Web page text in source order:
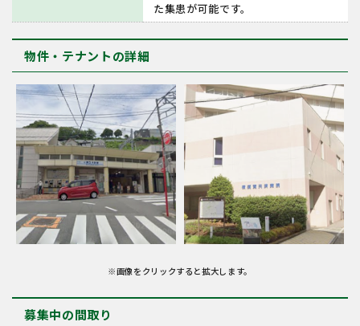
た集患が可能です。
物件・テナントの詳細
※画像をクリックすると拡大します。
募集中の間取り